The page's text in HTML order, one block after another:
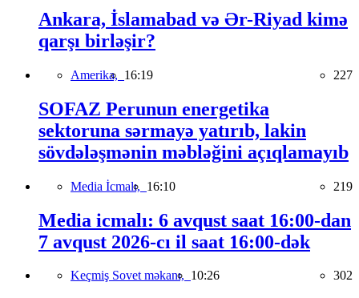
Ankara, İslamabad və Ər-Riyad kimə
qarşı birləşir?
Amerika, 16:19 227
SOFAZ Perunun energetika
sektoruna sərmayə yatırıb, lakin
sövdələşmənin məbləğini açıqlamayıb
Media İcmalı, 16:10 219
Media icmalı: 6 avqust saat 16:00-dan
7 avqust 2026-cı il saat 16:00-dək
Keçmiş Sovet məkanı, 10:26 302